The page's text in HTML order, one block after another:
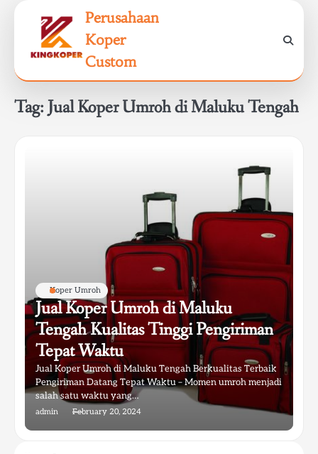
Perusahaan
Koper
Custom
Tag:Jual Koper Umroh di Maluku Tengah
Koper Umroh
Jual Koper Umroh di Maluku
Tengah Kualitas Tinggi Pengiriman
Tepat Waktu
Jual Koper Umroh di Maluku Tengah Berkualitas Terbaik
Pengiriman Datang Tepat Waktu – Momen umroh menjadi
salah satu waktu yang…
admin February 20, 2024